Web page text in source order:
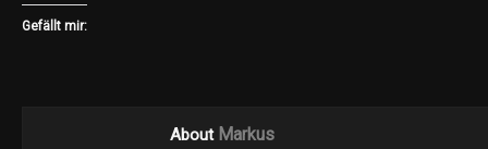
Gefällt mir:
About Markus